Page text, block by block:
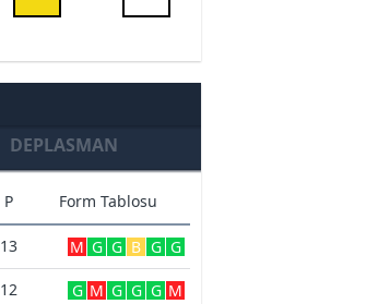
DEPLASMAN
P Form Tablosu
13 M G G B G G
12 G M G G G M